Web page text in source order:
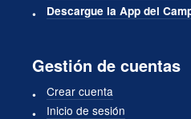
Descargue la App del
Gestión de cuentas
Crear cuenta
Inicio de sesión